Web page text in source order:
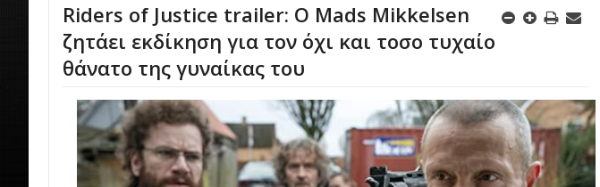
Riders of Justice trailer: Ο Mads Mikkelsen
ζητάει εκδίκηση για τον όχι και τοσο τυχαίο
θάνατο της γυναίκας του